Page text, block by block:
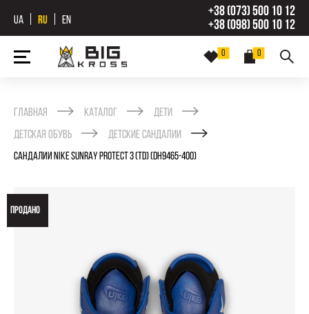
UA RU EN
+38 (073) 500 10 12
+38 (098) 500 10 12
0
0
Главная Каталог
Дети
Детская обувь
Детские сандалии
САНДАЛИИ NIKE SUNRAY PROTECT 3 (TD) (DH9465-400)
ПРОДАНО